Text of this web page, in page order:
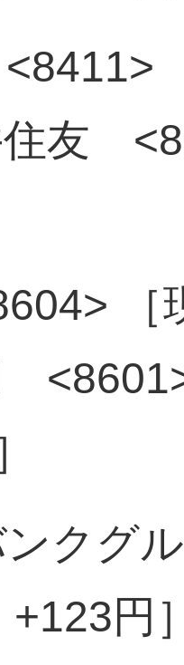
住友
［
ンクグ
円